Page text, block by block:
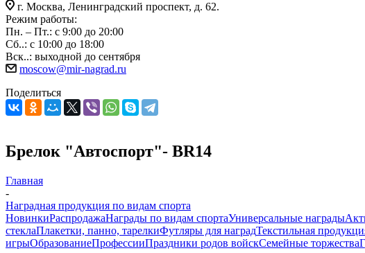
г. Москва, Ленинградский проспект, д. 62.
Режим работы:
Пн. – Пт.: с 9:00 до 20:00
Сб..: с 10:00 до 18:00
Вск..: выходной до сентября
moscow@mir-nagrad.ru
Поделиться
Брелок "Автоспорт"- BR14
Главная
-
Наградная продукция по видам спорта
НовинкиРаспродажаНаграды по видам спортаУниверсальные награды
стеклаПлакетки, панно, тарелкиФутляры для наградТекстильная
игрыОбразованиеПрофессииПраздники родов войскСемейные торжества